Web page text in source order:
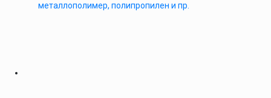
металлополимер, полипропилен и пр.